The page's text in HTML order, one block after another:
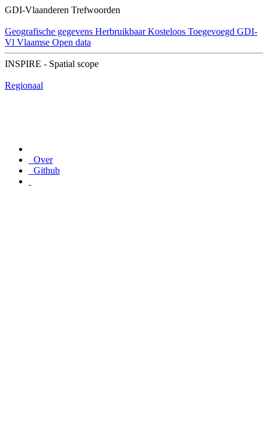
GDI-Vlaanderen Trefwoorden
Geografische gegevens Herbruikbaar Kosteloos Toegevoegd GDI-
Vl Vlaamse Open data
INSPIRE - Spatial scope
Regionaal
Over
Github